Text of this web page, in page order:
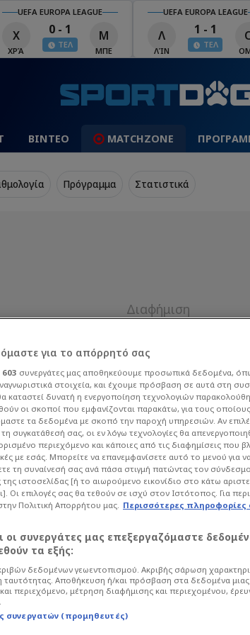
UEFA EUROPA LEAGUE
Χ
ΧΡΆ
0 - 1
ΤΕΛ
Μ
ΜΠΕ
UEFA EUROPA LEAGUE
Λ
ΛΊΝ
1 - 1
ΤΕΛ
ΒΙΝΤΕΟ MATCHZONE
Πρόγραμμα Στατιστικά
Κέιν - 48ο
και εκτελεστή τον Χάρι
για το απόρρητό σας
603 συνεργάτες μας αποθηκεύουμε προσωπικά δεδομένα,
στοιχεία, και έχουμε πρόσβαση σε αυτά στη
καταστεί δυνατή η ενεργοποίηση τεχνολογιών
οι σκοποί που εμφανίζονται παρακάτω, για τους οποίους
τα δεδομένα με σκοπό την παροχή υπηρεσιών. Αν
συγκατάθεσή σας, οι εν λόγω τεχνολογίες θα
περιεχόμενο και κάποιες από τις διαφημίσεις που
με εσάς. Μπορείτε να επανεμφανίσετε αυτό το μενού για
τη συναίνεσή σας ανά πάσα στιγμή πατώντας τον
ιστοσελίδας [ή το αιωρούμενο εικονίδιο στο κάτω
Οι επιλογές σας θα τεθούν σε ισχύ στον Ιστότοπος. Για
Πολιτική Απορρήτου μας. Περισσότερες
οι συνεργάτες μας επεξεργαζόμαστε
τα εξής:
δεδομένων γεωεντοπισμού. Ακριβής σάρωση
ταυτότητας. Αποθήκευση ή/και πρόσβαση στα δεδομένα μιας
περιεχόμενο, μέτρηση διαφήμισης και περιεχομένου,
συνεργατών (προμηθευτές)